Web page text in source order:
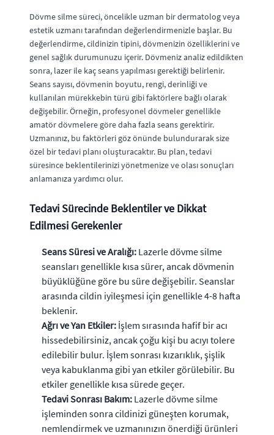
Dövme silme süreci, öncelikle uzman bir dermatolog veya
estetik uzmanı tarafından değerlendirmenizle başlar. Bu
değerlendirme, cildinizin tipini, dövmenizin özelliklerini ve
genel sağlık durumunuzu içerir. Dövmeniz analiz edildikten
sonra, lazer ile kaç seans yapılması gerektiği belirlenir.
Seans sayısı, dövmenin boyutu, rengi, derinliği ve
kullanılan mürekkebin türü gibi faktörlere bağlı olarak
değişebilir. Örneğin, profesyonel dövmeler genellikle
amatör dövmelere göre daha fazla seans gerektirir.
Uzmanınız, bu faktörleri göz önünde bulundurarak size
özel bir tedavi planı oluşturacaktır. Bu plan, tedavi
süresince beklentilerinizi yönetmenize ve olası sonuçları
anlamanıza yardımcı olur.
Tedavi Sürecinde Beklentiler ve Dikkat
Edilmesi Gerekenler
Seans Süresi ve Aralığı: Lazerle dövme silme
seansları genellikle kısa sürer, ancak dövmenin
büyüklüğüne göre bu süre değişebilir. Seanslar
arasında cildin iyileşmesi için genellikle 4-8 hafta
beklenir.
Ağrı ve Yan Etkiler: İşlem sırasında hafif bir acı
hissedebilirsiniz, ancak çoğu kişi bu acıyı tolere
edilebilir bulur. İşlem sonrası kızarıklık, şişlik
veya kabuklanma gibi yan etkiler görülebilir. Bu
etkiler genellikle kısa sürede geçer.
Tedavi Sonrası Bakım: Lazerle dövme silme
işleminden sonra cildinizi güneşten korumak,
nemlendirmek ve uzmanınızın önerdiği ürünleri